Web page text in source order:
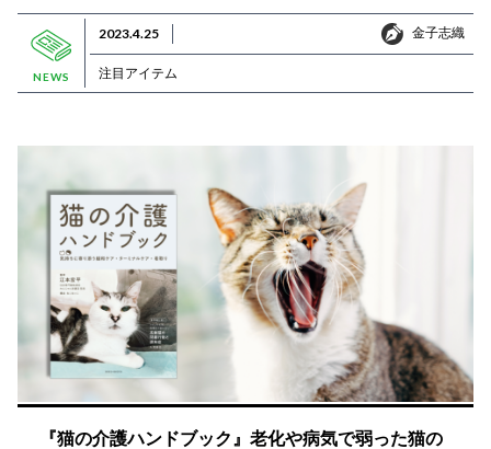
NEWS
2023.4.25 金子志織
金子志織
注目アイテム
『猫の介護ハンドブック』老化や病気で弱った猫の